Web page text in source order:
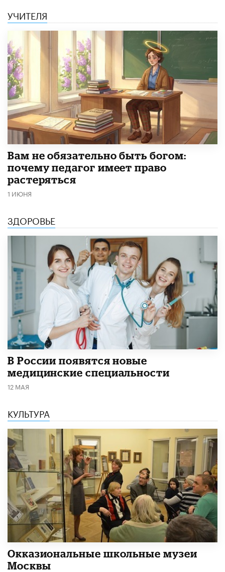
УЧИТЕЛЯ
​Вам не обязательно быть богом:
почему педагог имеет право
растеряться
1 ИЮНЯ
ЗДОРОВЬЕ
В России появятся новые
медицинские специальности
12 МАЯ
КУЛЬТУРА
​Окказиональные школьные музеи
Москвы